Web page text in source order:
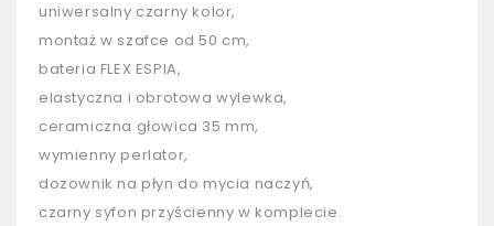
uniwersalny czarny kolor,
montaż w szafce od 50 cm,
bateria FLEX ESPIA,
elastyczna i obrotowa wylewka,
ceramiczna głowica 35 mm,
wymienny perlator,
dozownik na płyn do mycia naczyń,
czarny syfon przyścienny w komplecie.